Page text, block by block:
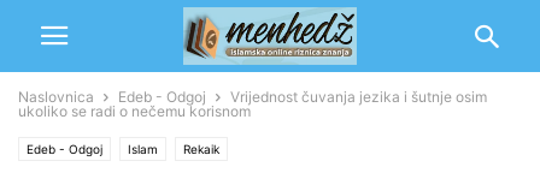
Naslovnica Edeb - Odgoj
Vrijednost čuvanja jezika i šutnje osim
ukoliko se radi o nečemu korisnom
Edeb - Odgoj Islam Rekaik